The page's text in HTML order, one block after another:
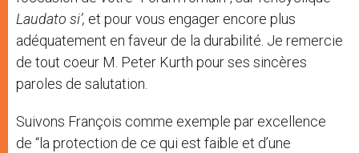
Laudato si’, et pour vous engager encore plus
adéquatement en faveur de la durabilité. Je remercie
de tout coeur M. Peter Kurth pour ses sincères
paroles de salutation.
Suivons François comme exemple par excellence
de “la protection de ce qui est faible et d’une